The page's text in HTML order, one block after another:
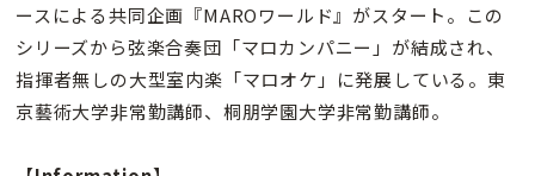
ースによる共同企画『MAROワールド』がスタート。この
シリーズから弦楽合奏団「マロカンパニー」が結成され、
指揮者無しの大型室内楽「マロオケ」に発展している。東
京藝術大学非常勤講師、桐朋学園大学非常勤講師。